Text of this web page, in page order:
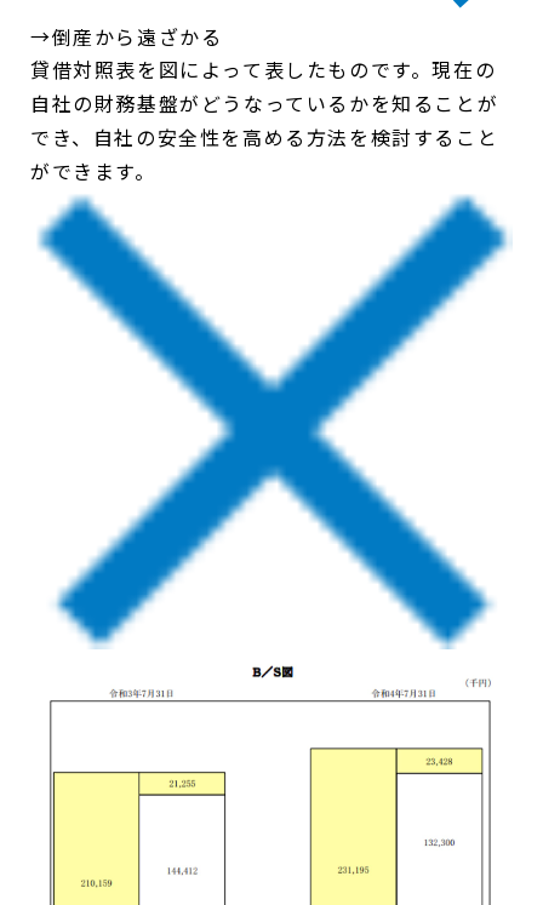
→倒産から遠ざかる
貸借対照表を図によって表したものです。現在の
自社の財務基盤がどうなっているかを知ることが
でき、自社の安全性を高める方法を検討すること
ができます。